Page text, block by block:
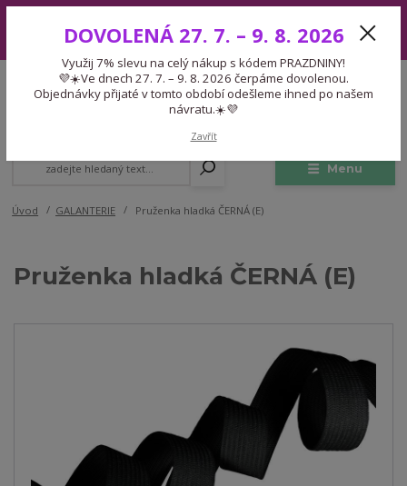
7. – 9. 8. 2026 čerpáme dovolenou. Objednávky přijaté v tomto období
odešleme ihned po našem návratu.☀️💜
Menu
CZK
Expedice 775 866 913
Po-Čt 9-15:30 Pá 9-14:30 Pauza 13-13:45
Úvod GALANTERIE Pruženka hladká ČERNÁ (E)
Pruženka hladká ČERNÁ (E)
DOVOLENÁ 27. 7. – 9. 8. 2026
Využij 7% slevu na celý nákup s kódem PRAZDNINY!
💜☀️Ve dnech 27. 7. – 9. 8. 2026 čerpáme dovolenou.
Objednávky přijaté v tomto období odešleme ihned po našem
návratu.☀️💜
Zavřít